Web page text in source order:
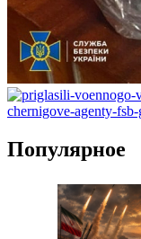
Популярное